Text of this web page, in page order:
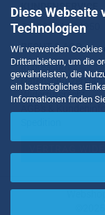
Diese Webseite
Technologien
Wir verwenden
Drittanbietern, um die
gewährleisten, die
ein bestmögliches
Informationen finden
KUNDENSERVICE
Tel:02734 284950
RECHT & AGB
Impressum
Widerrufsrecht